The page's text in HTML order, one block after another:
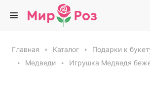
Главная Каталог Подарки к
Медведи
Игрушка Медведя